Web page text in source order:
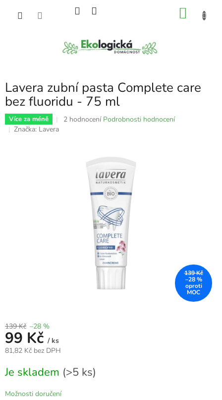
Lavera zubní pasta Complete care
bez fluoridu - 75 ml
Více za méně
Průměrné
hvězdiček.
2 hodnocení Podrobnosti hodnocení
Značka: Lavera
139 Kč
–28 %
139 Kč –28 %
99 Kč / ks
81,82 Kč bez DPH
cena:
Je skladem (>5 ks)
Možnosti doručení